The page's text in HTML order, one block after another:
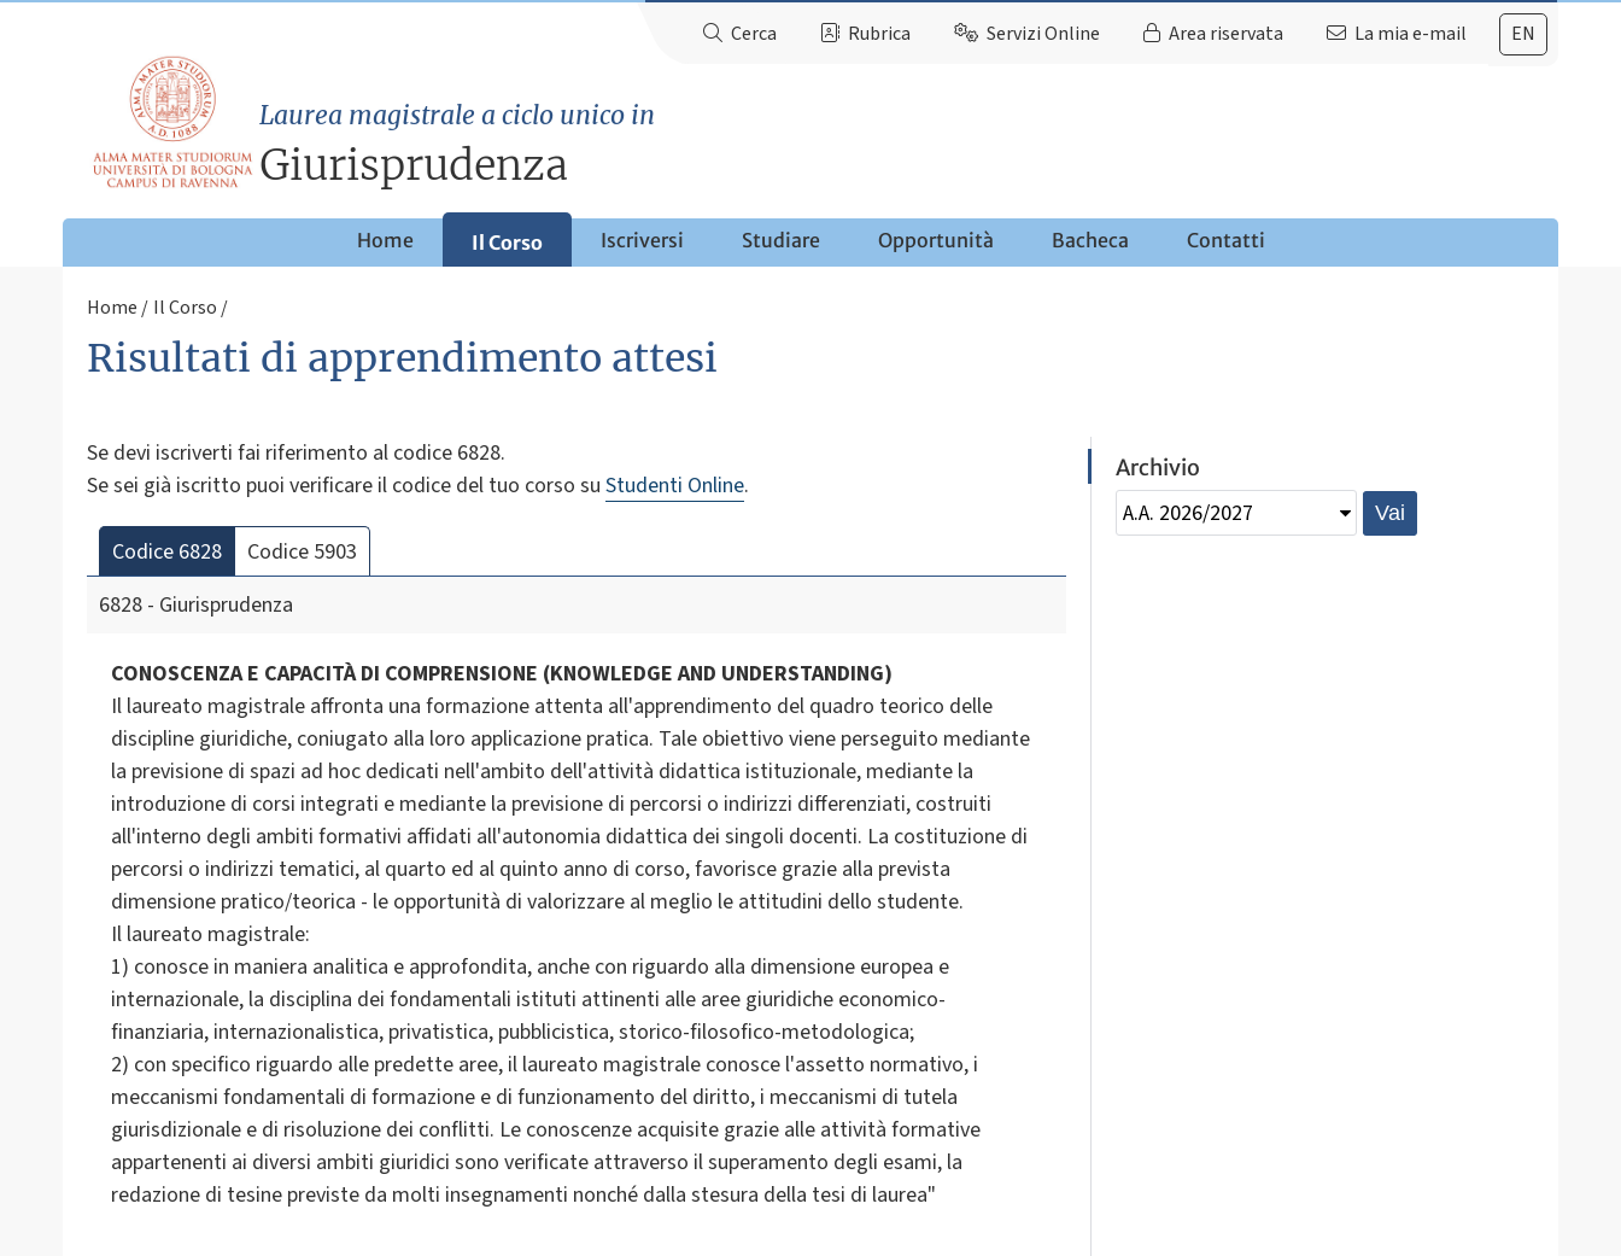
EN
Cerca Rubrica Servizi Online Area riservata La mia e-mail
Laurea magistrale a ciclo unico in
Giurisprudenza
Home Il Corso Iscriversi Studiare Opportunità Bacheca Contatti
Home Il Corso
Risultati di apprendimento attesi
Se devi iscriverti fai riferimento al codice 6828.
Se sei già iscritto puoi verificare il codice del tuo corso su Studenti Online.
Codice 6828
Codice 5903
6828 - Giurisprudenza
CONOSCENZA E CAPACITÀ DI COMPRENSIONE (KNOWLEDGE AND UNDERSTANDING)
Il laureato magistrale affronta una formazione attenta all'apprendimento del quadro teorico delle
discipline giuridiche, coniugato alla loro applicazione pratica. Tale obiettivo viene perseguito mediante
la previsione di spazi ad hoc dedicati nell'ambito dell'attività didattica istituzionale, mediante la
introduzione di corsi integrati e mediante la previsione di percorsi o indirizzi differenziati, costruiti
all'interno degli ambiti formativi affidati all'autonomia didattica dei singoli docenti. La costituzione di
percorsi o indirizzi tematici, al quarto ed al quinto anno di corso, favorisce grazie alla prevista
dimensione pratico/teorica - le opportunità di valorizzare al meglio le attitudini dello studente.
Il laureato magistrale:
1) conosce in maniera analitica e approfondita, anche con riguardo alla dimensione europea e
internazionale, la disciplina dei fondamentali istituti attinenti alle aree giuridiche economico-
finanziaria, internazionalistica, privatistica, pubblicistica, storico-filosofico-metodologica;
2) con specifico riguardo alle predette aree, il laureato magistrale conosce l'assetto normativo, i
meccanismi fondamentali di formazione e di funzionamento del diritto, i meccanismi di tutela
giurisdizionale e di risoluzione dei conflitti. Le conoscenze acquisite grazie alle attività formative
appartenenti ai diversi ambiti giuridici sono verificate attraverso il superamento degli esami, la
redazione di tesine previste da molti insegnamenti nonché dalla stesura della tesi di laurea"
Archivio
Vai